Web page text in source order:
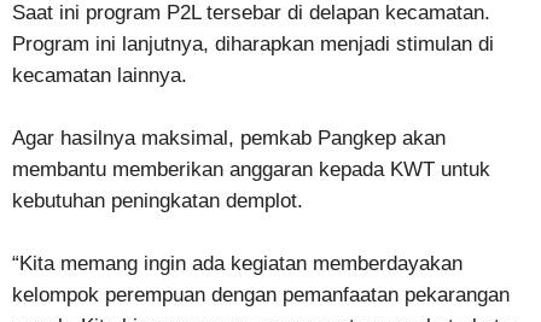
Saat ini program P2L tersebar di delapan kecamatan.
Program ini lanjutnya, diharapkan menjadi stimulan di
kecamatan lainnya.
Agar hasilnya maksimal, pemkab Pangkep akan
membantu memberikan anggaran kepada KWT untuk
kebutuhan peningkatan demplot.
“Kita memang ingin ada kegiatan memberdayakan
kelompok perempuan dengan pemanfaatan pekarangan